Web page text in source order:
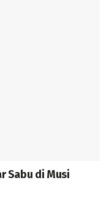
Sabu di Musi